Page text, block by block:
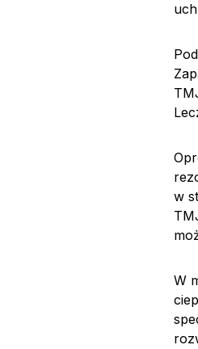
w
W